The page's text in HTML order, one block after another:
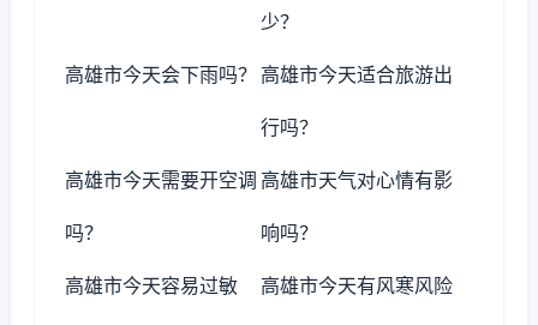
少？
高雄市今天会下雨吗？ 高雄市今天适合旅游出
行吗？
高雄市今天需要开空调
吗？
高雄市天气对心情有影
响吗？
高雄市今天容易过敏 高雄市今天有风寒风险